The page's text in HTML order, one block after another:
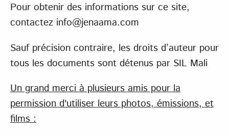
Pour obtenir des informations sur ce site,
contactez info@jenaama.com
Sauf précision contraire, les droits d’auteur pour
tous les documents sont détenus par SIL Mali
Un grand merci à plusieurs amis pour la
permission d'utiliser leurs photos, émissions, et
films :